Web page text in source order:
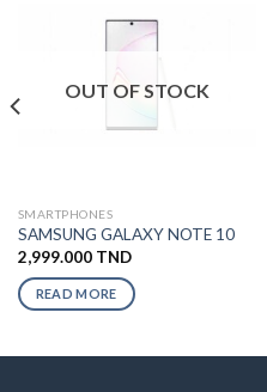
OUT OF STOCK
SMARTPHONES
SAMSUNG GALAXY NOTE 10
2,999.000 TND
READ MORE